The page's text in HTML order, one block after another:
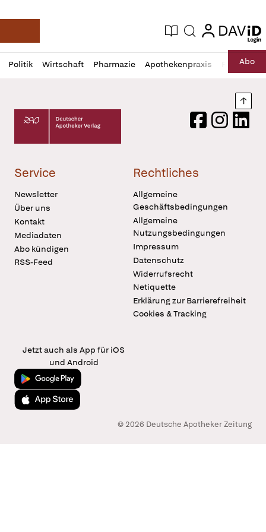
Deutsche Apotheker Zeitung
Aktuelle Ausgabe
Suche login
login
Politik Wirtschaft Pharmazie Apothekenpraxis RechtAbo
Profil
öffnen
Daz
Pur
Deutscher Apotheker Verlag Logo
FacebookInstagram
Service
Newsletter
Über uns
Kontakt
Mediadaten
Abo kündigen
RSS-Feed
Rechtliches
Allgemeine
Geschäftsbedingungen
Allgemeine
Nutzungsbedingungen
Impressum
Datenschutz
Widerrufsrecht
Netiquette
Erklärung zur Barrierefreiheit
Cookies & Tracking
Jetzt auch als App für iOS
und Android
Jetzt bei Google Play
Laden im App Store
© 2026 Deutsche Apotheker Zeitung